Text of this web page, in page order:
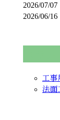
2026/07/07
2026/06/16
工事
法面